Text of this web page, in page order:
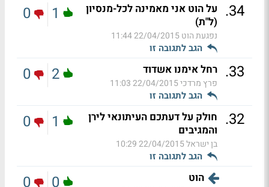
34
. על הוט אני מאמינה לכל-מנסיון
(ל"ת)
נפגעת הוט22/04/2015 11:44
הגב לתגובה זו
1
0
33
. רחל אימנו אשדוד
פרץ מרדכי22/04/2015 11:03
הגב לתגובה זו
2
0
32
. חולק על דעתכם העיתונאי לירן
והמגיבים
בן ישראל22/04/2015 10:29
הגב לתגובה זו
1
0
הוט 0
0